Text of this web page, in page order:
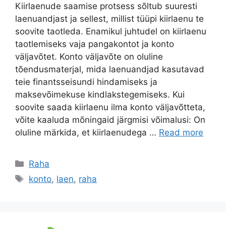
Kiirlaenude saamise protsess sõltub suuresti
laenuandjast ja sellest, millist tüüpi kiirlaenu te
soovite taotleda. Enamikul juhtudel on kiirlaenu
taotlemiseks vaja pangakontot ja konto
väljavõtet. Konto väljavõte on oluline
tõendusmaterjal, mida laenuandjad kasutavad
teie finantsseisundi hindamiseks ja
maksevõimekuse kindlakstegemiseks. Kui
soovite saada kiirlaenu ilma konto väljavõtteta,
võite kaaluda mõningaid järgmisi võimalusi: On
oluline märkida, et kiirlaenudega … Read more
Categories
Raha
Tags
konto, laen, raha